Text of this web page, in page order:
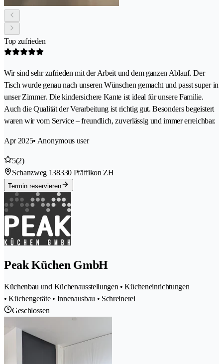
Top zufrieden
Wir sind sehr zufrieden mit der Arbeit und dem ganzen Ablauf. Der
Tisch wurde genau nach unseren Wünschen gemacht und passt super in
unser Zimmer. Die kindersichere Kante ist ideal für unsere Familie.
Auch die Qualität der Verarbeitung ist richtig gut. Besonders begeistert
waren wir vom Service – freundlich, zuverlässig und immer erreichbar.
Apr 2025• Anonymous user
5(2)
Schanzweg 138330 Pfäffikon ZH
Termin reservieren
Peak Küchen GmbH
Küchenbau und Küchenausstellungen • Kücheneinrichtungen
• Küchengeräte • Innenausbau • Schreinerei
Geschlossen